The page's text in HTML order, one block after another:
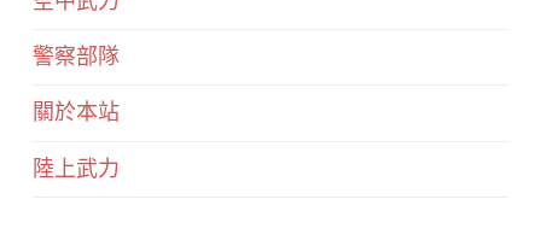
警察部隊
關於本站
陸上武力